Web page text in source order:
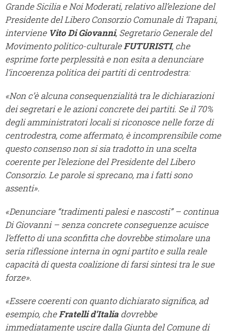
Grande Sicilia e Noi Moderati, relativo all’elezione del
Presidente del Libero Consorzio Comunale di Trapani,
interviene Vito Di Giovanni, Segretario Generale del
Movimento politico-culturaleFUTURISTI, che
esprime forte perplessità e non esita a denunciare
l’incoerenza politica dei partiti di centrodestra:
«Non c’è alcuna consequenzialità tra le dichiarazioni
dei segretari e le azioni concrete dei partiti. Se il 70%
degli amministratori locali si riconosce nelle forze di
centrodestra, come affermato, è incomprensibile come
questo consenso non si sia tradotto in una scelta
coerente per l’elezione del Presidente del Libero
Consorzio. Le parole si sprecano, ma i fatti sono
assenti».
«Denunciare “tradimenti palesi e nascosti” – continua
Di Giovanni – senza concrete conseguenze acuisce
l’effetto di una sconfitta che dovrebbe stimolare una
seria riflessione interna in ogni partito e sulla reale
capacità di questa coalizione di farsi sintesi tra le sue
forze».
«Essere coerenti con quanto dichiarato significa, ad
esempio, cheFratelli d’Italia dovrebbe
immediatamente uscire dalla Giunta del Comune di